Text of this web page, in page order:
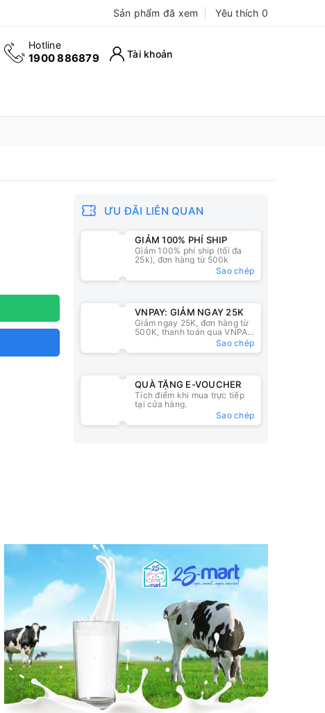
Sản phẩm đã xem Yêu thích 0
Hotline
1900 886879 Tài khoản
ƯU ĐÃI LIÊN QUAN
GIẢM 100% PHÍ SHIP
Giảm 100% phí ship (tối đa
25k), đơn hàng từ 500k
Sao chép
VNPAY: GIẢM NGAY 25K
Giảm ngay 25K, đơn hàng từ
500K, thanh toán qua VNPAY
Sao chép
QUÀ TẶNG E-VOUCHER
Tích điểm khi mua trực tiếp
tại cửa hàng.
Sao chép